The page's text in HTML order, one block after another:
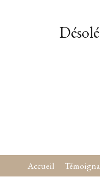
Accueil